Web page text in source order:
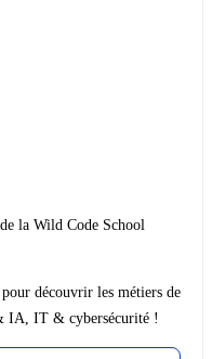
la Wild Code School
découvrir les métiers de
IA, IT & cybersécurité !